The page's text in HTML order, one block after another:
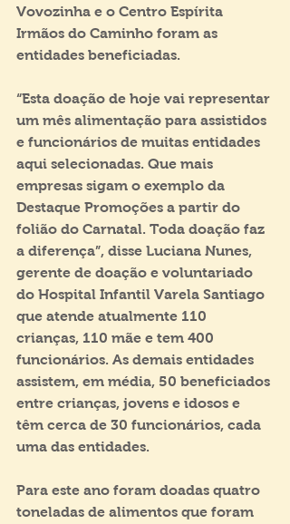
Vovozinha e o Centro Espírita
Irmãos do Caminho foram as
entidades beneficiadas.
“Esta doação de hoje vai representar
um mês alimentação para assistidos
e funcionários de muitas entidades
aqui selecionadas. Que mais
empresas sigam o exemplo da
Destaque Promoções a partir do
folião do Carnatal. Toda doação faz
a diferença”, disse Luciana Nunes,
gerente de doação e voluntariado
do Hospital Infantil Varela Santiago
que atende atualmente 110
crianças, 110 mãe e tem 400
funcionários. As demais entidades
assistem, em média, 50 beneficiados
entre crianças, jovens e idosos e
têm cerca de 30 funcionários, cada
uma das entidades.
Para este ano foram doadas quatro
toneladas de alimentos que foram